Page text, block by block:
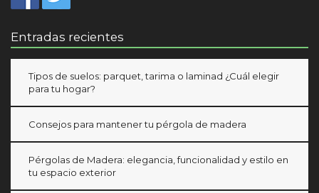
Entradas recientes
Tipos de suelos: parquet, tarima o laminad ¿Cuál elegir
para tu hogar?
Consejos para mantener tu pérgola de madera
Pérgolas de Madera: elegancia, funcionalidad y estilo en
tu espacio exterior